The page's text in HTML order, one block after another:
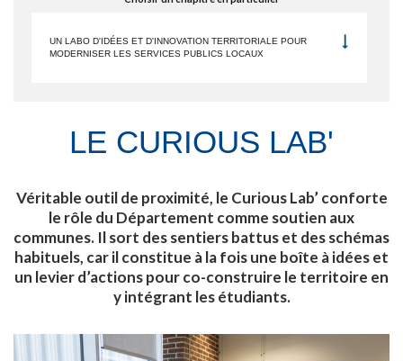
UN LABO D'IDÉES ET D'INNOVATION TERRITORIALE POUR
MODERNISER LES SERVICES PUBLICS LOCAUX
LE CURIOUS LAB'
Véritable outil de proximité, le Curious Lab’ conforte
le rôle du Département comme soutien aux
communes. Il sort des sentiers battus et des schémas
habituels, car il constitue à la fois une boîte à idées et
un levier d’actions pour co-construire le territoire en
y intégrant les étudiants.